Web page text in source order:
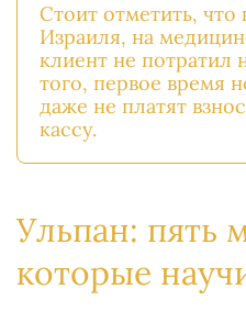
Стоит отметить, что
Израиля, на
клиент не
того, первое время
даже не платят
кассу.
Ульпан: пять
которые